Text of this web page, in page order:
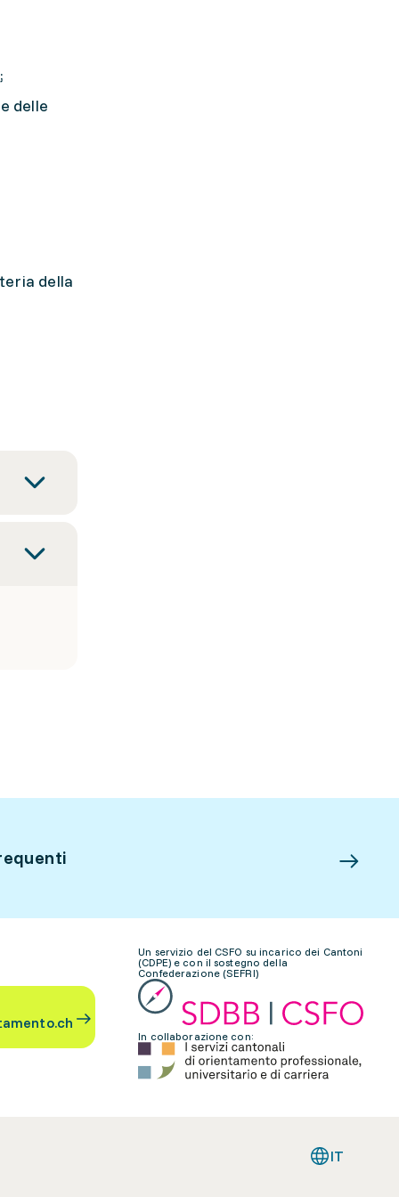
delle
della
Un servizio del CSFO su incarico dei Cantoni
(CDPE) e con il sostegno della
Confederazione (SEFRI)
In collaborazione con:
IT